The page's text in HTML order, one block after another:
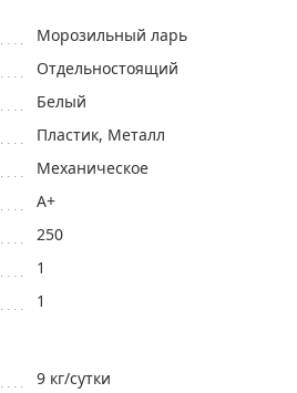
Морозильный ларь
Отдельностоящий
Белый
Пластик, Mеталл
Механическое
A+
250
1
1
9 кг/cутки